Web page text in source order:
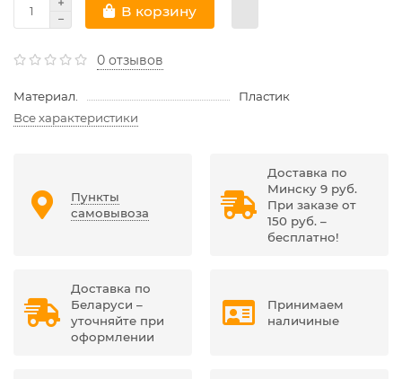
В корзину
0 отзывов
Материал.
Пластик
Все характеристики
Пункты
самовывоза
Доставка по
Минску 9 руб.
При заказе от
150 руб. –
бесплатно!
Доставка по
Беларуси –
уточняйте при
оформлении
Принимаем
наличиные